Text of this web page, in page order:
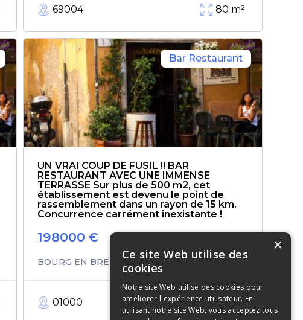
69004 80 m²
Bar Restaurant
UN VRAI COUP DE FUSIL !! BAR
RESTAURANT AVEC UNE IMMENSE
TERRASSE Sur plus de 500 m2, cet
établissement est devenu le point de
rassemblement dans un rayon de 15 km.
Concurrence carrément inexistante !
198000 €
BOURG EN BRESSE
01000 488 m²
×
Ce site Web utilise des
cookies
Notre site Web utilise des cookies pour
améliorer l'expérience utilisateur. En
utilisant notre site Web, vous acceptez tous